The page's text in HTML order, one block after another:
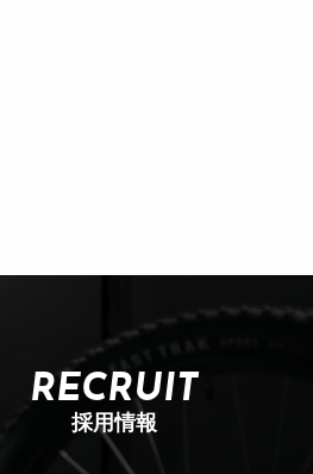
RECRUIT
採用情報